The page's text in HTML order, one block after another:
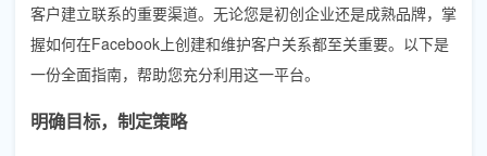
客户建立联系的重要渠道。无论您是初创企业还是成熟品牌，掌
握如何在Facebook上创建和维护客户关系都至关重要。以下是
一份全面指南，帮助您充分利用这一平台。
明确目标，制定策略